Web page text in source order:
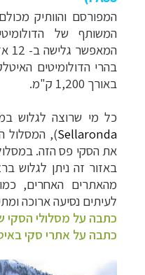
המפורסם והוותיק
המשותף של
בהרי הדולומיטים
באורך 1,200 ק"מ.
כל מי שרוצה לגלוש
Sellaronda), המסלול
את הסקי פס הזה.
באזור זה ניתן לגלוש
מהאתרים האחרים,
לעיתים נסיעה ארוכה
כתבה על מסלולי הסקי
כתבה על אתרי סקי